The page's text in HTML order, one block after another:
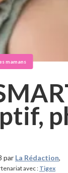
mamans
par La Rédaction,
avec : Tigex